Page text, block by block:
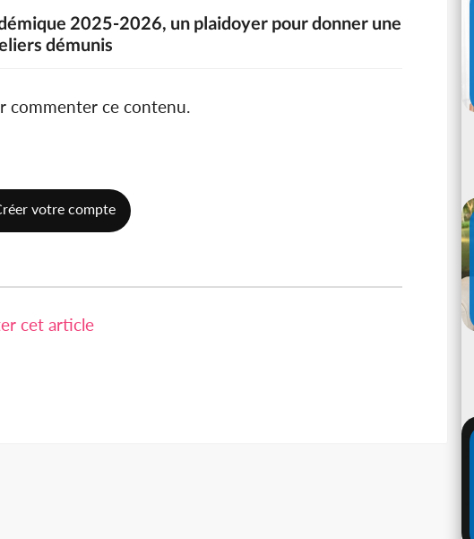
2025-2026, un plaidoyer pour donner une
démunis
commenter ce contenu.
votre compte
cet article